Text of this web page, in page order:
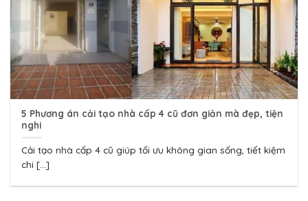
5 Phương án cải tạo nhà cấp 4 cũ đơn giản mà đẹp, tiện
nghi
Cải tạo nhà cấp 4 cũ giúp tối ưu không gian sống, tiết kiệm
chi [...]